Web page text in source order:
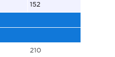
152
210